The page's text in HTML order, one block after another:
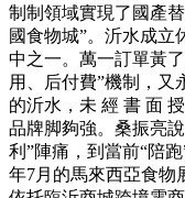
制制領域實現了國產
國食物城”。沂水成立
中之一。萬一訂單黃
用、后付費”機制，又
的沂水，未 經 書 面
品牌脚夠強。桑振亮
利”陣痛，到當前“陪
年7月的馬來西亞食物